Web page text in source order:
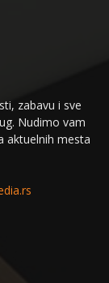
zabavu i sve
Nudimo vam
aktuelnih mesta